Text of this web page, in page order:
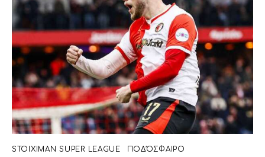
STOIXIMAN SUPER LEAGUE ΠΟΔΌΣΦΑΙΡΟ